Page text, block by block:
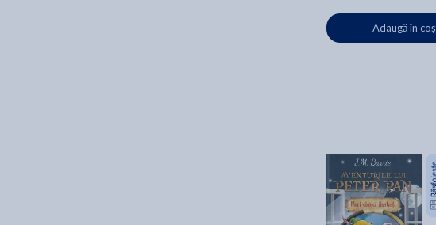
Adaugă în coș